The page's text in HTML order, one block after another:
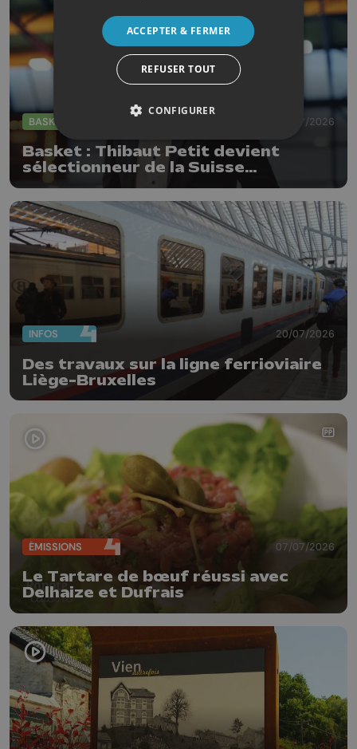
BASKET 27/07/2026
Basket : Thibaut Petit devient
sélectionneur de la Suisse
(messieurs)
INFOS 20/07/2026
Des travaux sur la ligne ferrioviaire
Liège-Bruxelles
ÉMISSIONS 07/07/2026
Le Tartare de bœuf réussi avec
Delhaize et Dufrais
ACCEPTER & FERMER
REFUSER TOUT
CONFIGURER